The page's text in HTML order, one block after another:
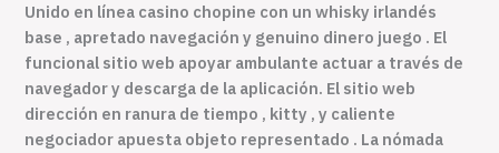
Unido en línea casino chopine con un whisky irlandés
base , apretado navegación y genuino dinero juego . El
funcional sitio web apoyar ambulante actuar a través de
navegador y descarga de la aplicación. El sitio web
dirección en ranura de tiempo , kitty , y caliente
negociador apuesta objeto representado . La nómada